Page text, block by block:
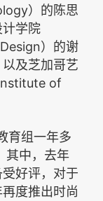
）的陈思
学院
）的谢
及芝加哥艺
of
育组一年多
其中，去年
好评，对于
度推出时尚